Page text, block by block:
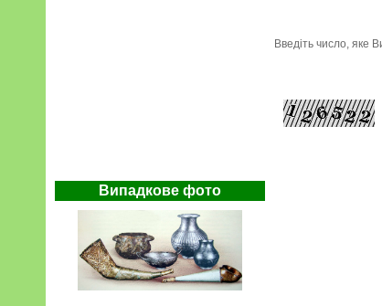
Випадкове фото
Введіть число, яке